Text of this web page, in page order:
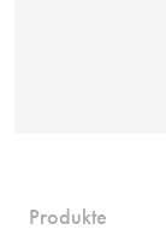
Produkte